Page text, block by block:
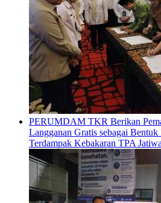
PERUMDAM TKR Berikan
Langganan Gratis sebagai
Terdampak Kebakaran TPA